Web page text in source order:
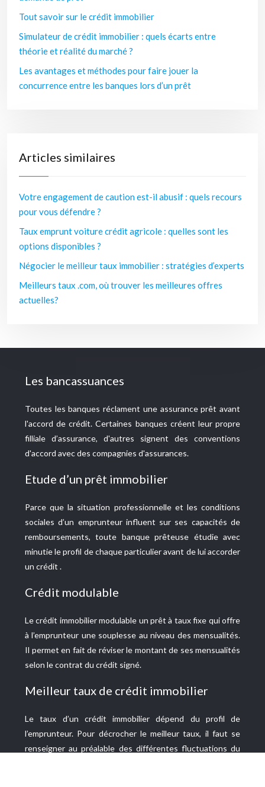
Tout savoir sur le crédit immobilier
Simulateur de crédit immobilier : quels écarts entre
théorie et réalité du marché ?
Les avantages et méthodes pour faire jouer la
concurrence entre les banques lors d’un prêt
Articles similaires
Votre engagement de caution est-il abusif : quels recours
pour vous défendre ?
Taux emprunt voiture crédit agricole : quelles sont les
options disponibles ?
Négocier le meilleur taux immobilier : stratégies d’experts
Meilleurs taux .com, où trouver les meilleures offres
actuelles?
Les bancassuances
Toutes les banques réclament une assurance prêt avant
l'accord de crédit. Certaines banques créent leur propre
filliale d’assurance, d'autres signent des conventions
d'accord avec des compagnies d'assurances.
Etude d’un prêt immobilier
Parce que la situation professionnelle et les conditions
sociales d’un emprunteur influent sur ses capacités de
remboursements, toute banque prêteuse étudie avec
minutie le profil de chaque particulier avant de lui accorder
un crédit .
Crédit modulable
Le crédit immobilier modulable un prêt à taux fixe qui offre
à l’emprunteur une souplesse au niveau des mensualités.
Il permet en fait de réviser le montant de ses mensualités
selon le contrat du crédit signé.
Meilleur taux de crédit immobilier
Le taux d’un crédit immobilier dépend du profil de
l’emprunteur. Pour décrocher le meilleur taux, il faut se
renseigner au préalable des différentes fluctuations du